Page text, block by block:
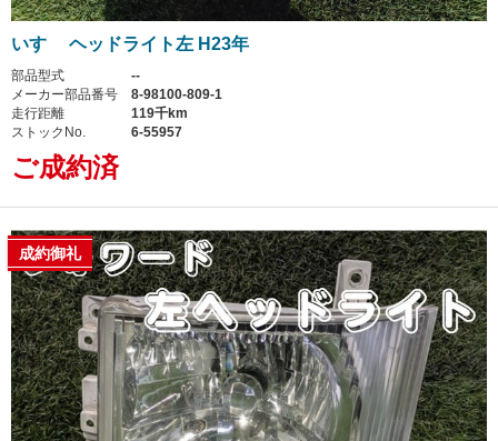
いすゞ ヘッドライト左 H23年
部品型式
--
メーカー部品番号
8-98100-809-1
走行距離
119千km
ストックNo.
6-55957
ご成約済
成約御礼